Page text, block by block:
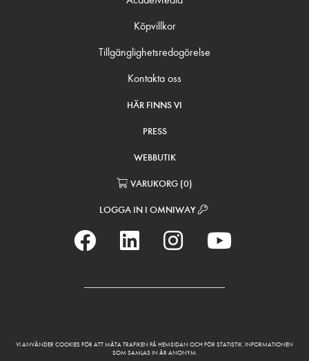
Köpvillkor
Tillgänglighetsredogörelse
Kontakta oss
HÄR FINNS VI
PRESS
WEBBUTIK
VARUKORG (0)
LOGGA IN I OMNIWAY
VI ANVÄNDER COOKIES FÖR ATT MÄTA TRAFIKEN PÅ HEMSIDAN OCH FÖR STATISTIK. INFORMATIONEN
SOM SAMLAS IN ÄR ANONYM.